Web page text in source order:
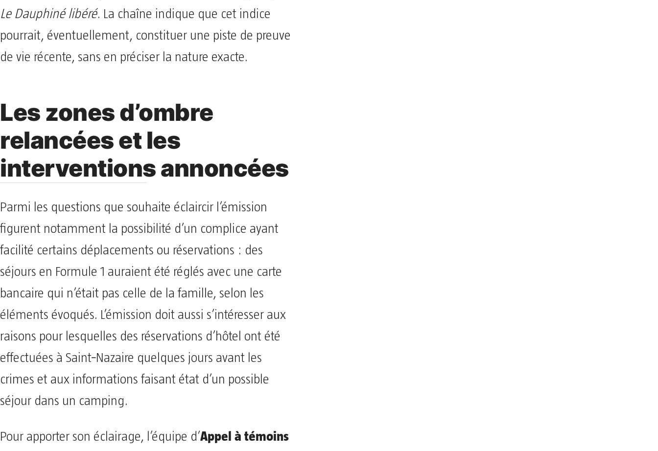
Le Dauphiné libéré. La chaîne indique que cet indice
pourrait, éventuellement, constituer une piste de preuve
de vie récente, sans en préciser la nature exacte.
Les zones d’ombre
relancées et les
interventions annoncées
Parmi les questions que souhaite éclaircir l’émission
figurent notamment la possibilité d’un complice ayant
facilité certains déplacements ou réservations : des
séjours en Formule 1 auraient été réglés avec une carte
bancaire qui n’était pas celle de la famille, selon les
éléments évoqués. L’émission doit aussi s’intéresser aux
raisons pour lesquelles des réservations d’hôtel ont été
effectuées à Saint‑Nazaire quelques jours avant les
crimes et aux informations faisant état d’un possible
séjour dans un camping.
Pour apporter son éclairage, l’équipe d’Appel à témoins